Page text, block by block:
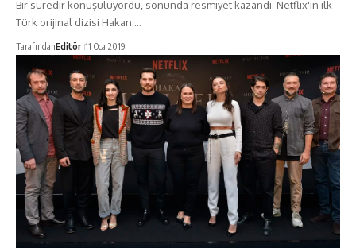
Bir süredir konuşuluyordu, sonunda resmiyet kazandı. Netflix'in ilk
Türk orijinal dizisi Hakan:…
TarafındanEditör 11 Oca 2019